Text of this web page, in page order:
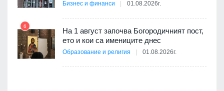
Бизнес и финанси 01.08.2026г.
6
На 1 август започва Богородичният пост,
ето и кои са имениците днес
Образование и религия 01.08.2026г.